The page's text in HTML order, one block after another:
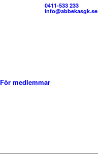
0411-533 233
info@abbekasgk.se
För medlemmar